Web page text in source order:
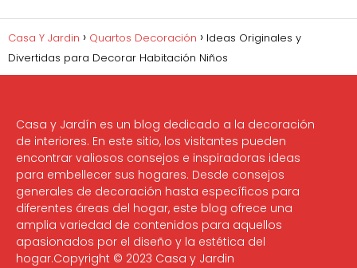
Casa Y Jardin Quartos Decoración
Ideas Originales y
Divertidas para Decorar Habitación Niños
Casa y Jardín es un blog dedicado a la decoración
de interiores. En este sitio, los visitantes pueden
encontrar valiosos consejos e inspiradoras ideas
para embellecer sus hogares. Desde consejos
generales de decoración hasta específicos para
diferentes áreas del hogar, este blog ofrece una
amplia variedad de contenidos para aquellos
apasionados por el diseño y la estética del
hogar.Copyright © 2023 Casa y Jardin